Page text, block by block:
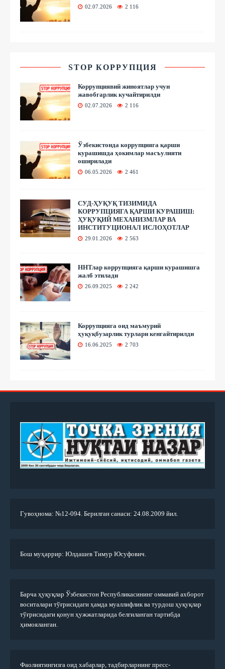
02.07.2026 2 116
STOP КОРРУПЦИЯ
Коррупциявий жиноятлар учун
жавобгарлик кучайтирилди
02.07.2026 2 116
Ўзбекистонда коррупцияга қарши
курашишда ҳокимлар масъулияти
оширилади
06.05.2026 2 461
СУД-ҲУҚУҚ ТИЗИМИДА
КОРРУПЦИЯГА ҚАРШИ КУРАШИШ:
ҲУҚУҚИЙ МЕХАНИЗМЛАР ВА
ИНСТИТУЦИОНАЛ ИСЛОҲОТЛАР
29.01.2026 2 563
ННТлар коррупцияга қарши курашишга
жалб этилади
26.09.2025 2 242
Коррупцияга оид маъмурий
ҳуқуқбузарлик турлари кенгайтирилди
16.06.2025 2 703
Гувоҳнома: №12-094. Берилган санаси: 24.08.2009 йил.
Бош муҳаррир: Юлдашев Тимур Юсуфович.
Барча ҳуқуқлар Ўзбекистон Республикасининг оммавий ахборот
воситалари тўғрисидаги ҳамда муаллифлик ва турдош ҳуқуқлар
тўғрисидаги қонун ҳужжатларида белгиланган тартибда
ҳимояланган.
Фаолиятингизга оид хабарлар, тадбирларнинг пресс-